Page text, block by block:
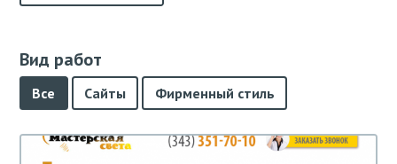
Вид работ
Все Сайты Фирменный стиль